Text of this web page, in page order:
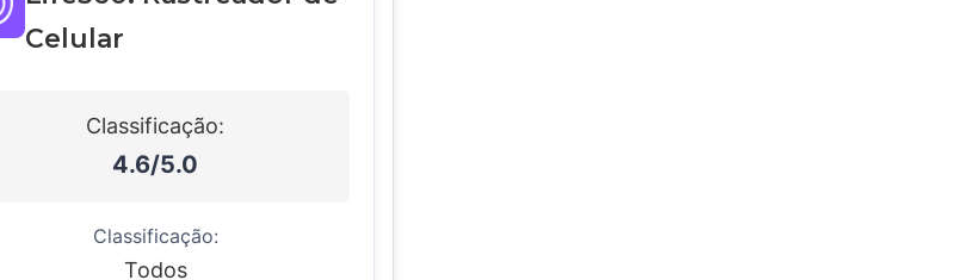
Celular
Classificação:
4.6/5.0
Classificação:
Todos